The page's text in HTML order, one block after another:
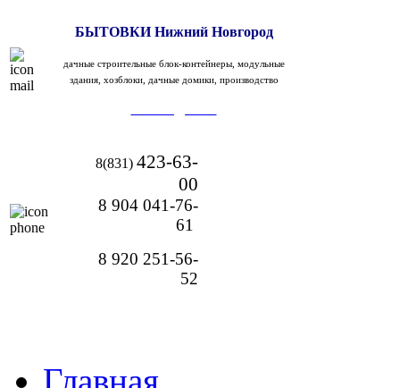
БЫТОВКИ Нижний Новгород
дачные строительные блок-контейнеры, модульные
здания, хозблоки, дачные домики, производство
8(831) 423-63-
00
8 904 041-76-
61
8 920 251-56-
52